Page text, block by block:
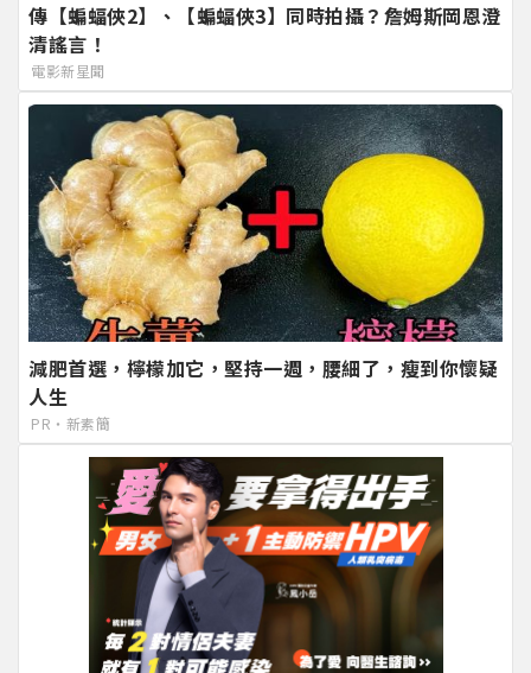
傳【蝙蝠俠2】、【蝙蝠俠3】同時拍攝？詹姆斯岡恩澄
清謠言！
電影新星聞
減肥首選，檸檬加它，堅持一週，腰細了，瘦到你懷疑
人生
PR・新素簡